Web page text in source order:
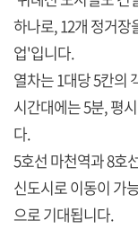
하나로, 12개 정거장
업'입니다.
열차는 1대당 5칸의
시간대에는 5분, 평
다.
5호선 마천역과 8호
신도시로 이동이 가
으로 기대됩니다.